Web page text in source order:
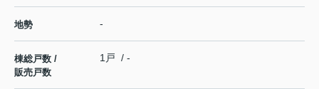
地勢 -
棟総戸数 /
販売戸数
1戸 / -